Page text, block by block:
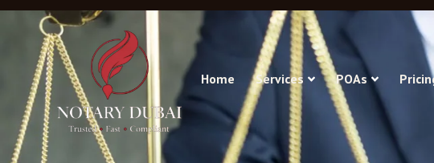
Home Services POAs